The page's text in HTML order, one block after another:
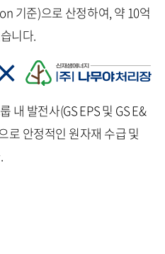
기준)으로 산정하여, 약 10억
니다.
내 발전사(GS EPS 및 GS E&
로 안정적인 원자재 수급 및